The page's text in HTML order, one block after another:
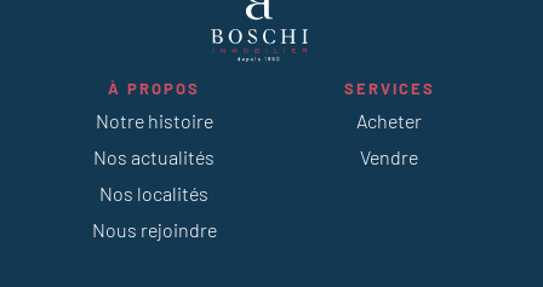
À PROPOS
Notre histoire
Nos actualités
Nos localités
Nous rejoindre
SERVICES
Acheter
Vendre